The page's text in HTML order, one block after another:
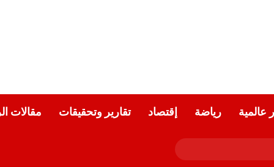
عالمية رياضة إقتصاد تقارير وتحقيقات مقالات